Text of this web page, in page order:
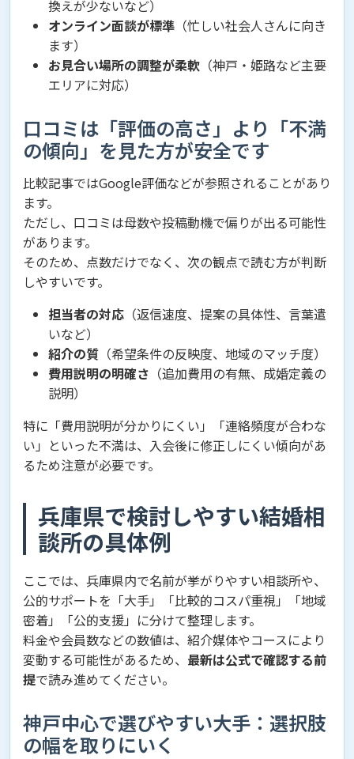
換えが少ないなど）
オンライン面談が標準 （忙しい社会人さんに向き
ます）
お見合い場所の調整が柔軟 （神戸・姫路など主要
エリアに対応）
口コミは「評価の高さ」より「不満
の傾向」を見た方が安全です
比較記事ではGoogle評価などが参照されることがあり
ます。
ただし、口コミは母数や投稿動機で偏りが出る可能性
があります。
そのため、点数だけでなく、次の観点で読む方が判断
しやすいです。
担当者の対応 （返信速度、提案の具体性、言葉遣
いなど）
紹介の質 （希望条件の反映度、地域のマッチ度）
費用説明の明確さ （追加費用の有無、成婚定義の
説明）
特に「費用説明が分かりにくい」「連絡頻度が合わな
い」といった不満は、入会後に修正しにくい傾向があ
るため注意が必要です。
兵庫県で検討しやすい結婚相
談所の具体例
ここでは、兵庫県内で名前が挙がりやすい相談所や、
公的サポートを「大手」「比較的コスパ重視」「地域
密着」「公的支援」に分けて整理します。
料金や会員数などの数値は、紹介媒体やコースにより
変動する可能性があるため、 最新は公式で確認する前
提で読み進めてください。
神戸中心で選びやすい大手：選択肢
の幅を取りにいく